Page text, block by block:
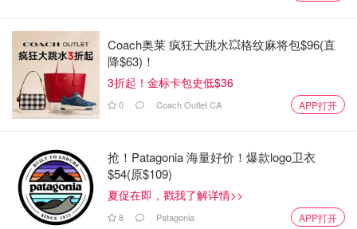
Coach奥莱 疯狂大跳水💥格纹麻将包$96(直
降$63)！
3折起！金标卡包史低$36
0 Coach Outlet CA APP打开
抢！Patagonia 海量好价！爆款logo卫衣
$54(原$109)
夏促在即，戳我了解详情>>
8 Patagonia APP打开